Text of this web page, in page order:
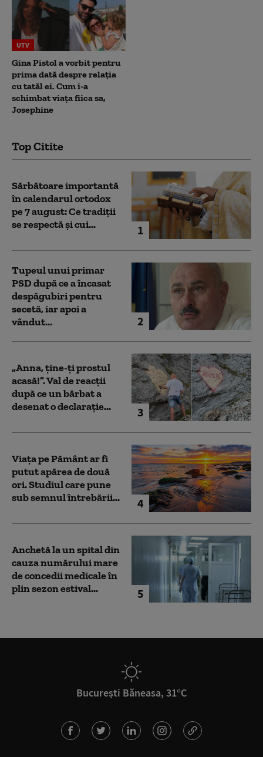
UTV
Gina Pistol a vorbit pentru
prima dată despre relația
cu tatăl ei. Cum i-a
schimbat viața fiica sa,
Josephine
Top Citite
1
Sărbătoare importantă
în calendarul ortodox
pe 7 august: Ce tradiții
se respectă și cui...
2
Tupeul unui primar
PSD după ce a încasat
despăgubiri pentru
secetă, iar apoi a
vândut...
3
„Anna, ţine-ţi prostul
acasă!”. Val de reacții
după ce un bărbat a
desenat o declarație...
4
Viața pe Pământ ar fi
putut apărea de două
ori. Studiul care pune
sub semnul întrebării...
5
Anchetă la un spital din
cauza numărului mare
de concedii medicale în
plin sezon estival...
București Băneasa, 31°C